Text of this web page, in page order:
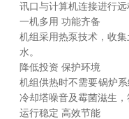
讯口与计算机连接进行
一机多用 功能齐备
机组采用热泵技术，收
水。
降低投资 保护环境
机组供热时不需要锅炉
冷却塔噪音及霉菌滋生
运行稳定 高效节能